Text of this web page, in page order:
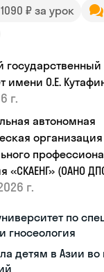
₽ за урок
имени О.Е.
г.
автономная
организация
«СКАЕНГ» (ОАНО
г.
по
гносеология
детям в Азии